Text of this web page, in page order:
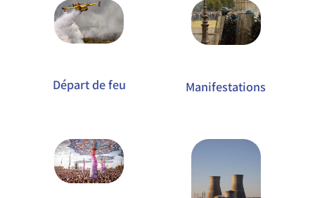
Départ de feu Manifestations